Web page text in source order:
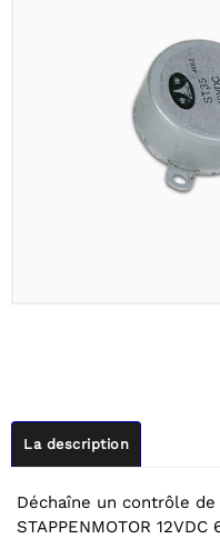
La description
Déchaîne un contrôle
STAPPENMOTOR